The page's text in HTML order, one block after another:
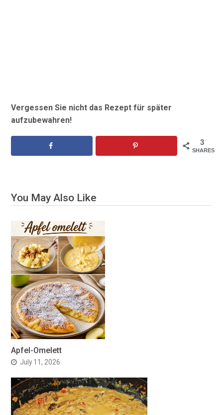
Vergessen Sie nicht das Rezept für später
aufzubewahren!
3
SHARES
You May Also Like
Apfel-Omelett
July 11, 2026